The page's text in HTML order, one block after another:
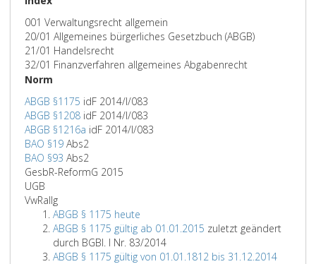
001 Verwaltungsrecht allgemein
20/01 Allgemeines bürgerliches Gesetzbuch (ABGB)
21/01 Handelsrecht
32/01 Finanzverfahren allgemeines Abgabenrecht
Norm
ABGB §1175 idF 2014/I/083
ABGB §1208 idF 2014/I/083
ABGB §1216a idF 2014/I/083
BAO §19 Abs2
BAO §93 Abs2
GesbR-ReformG 2015
UGB
VwRallg
ABGB § 1175 heute
ABGB § 1175 gültig ab 01.01.2015 zuletzt geändert
durch BGBl. I Nr. 83/2014
ABGB § 1175 gültig von 01.01.1812 bis 31.12.2014